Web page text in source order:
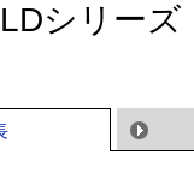
シリーズ